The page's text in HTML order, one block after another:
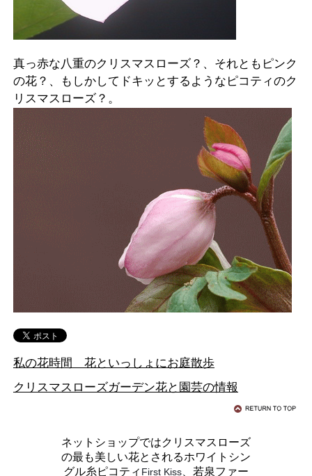
真っ赤な八重のクリスマスローズ？、それともピンク
の花？、もしかしてドキッとするようなピコティのク
リスマスローズ？。
私の花時間 花といっしょにお庭散歩
クリスマスローズガーデン花と園芸の情報
ネットショップではクリスマスローズ
の最も美しい花とされるホワイトシン
グル糸ピコティ First Kiss 、若泉ファー